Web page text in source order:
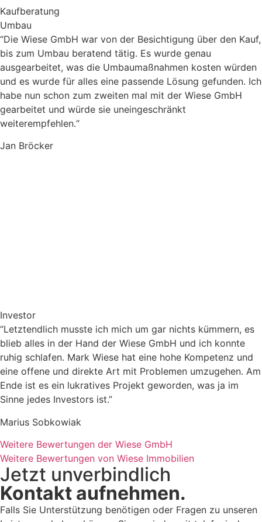
Kaufberatung
Umbau
“Die Wiese GmbH war von der Besichtigung über den Kauf,
bis zum Umbau beratend tätig. Es wurde genau
ausgearbeitet, was die Umbaumaßnahmen kosten würden
und es wurde für alles eine passende Lösung gefunden. Ich
habe nun schon zum zweiten mal mit der Wiese GmbH
gearbeitet und würde sie uneingeschränkt
weiterempfehlen.“
Jan Bröcker
Investor
“Letztendlich musste ich mich um gar nichts kümmern, es
blieb alles in der Hand der Wiese GmbH und ich konnte
ruhig schlafen. Mark Wiese hat eine hohe Kompetenz und
eine offene und direkte Art mit Problemen umzugehen. Am
Ende ist es ein lukratives Projekt geworden, was ja im
Sinne jedes Investors ist.”
Marius Sobkowiak
Weitere Bewertungen der Wiese GmbH
Weitere Bewertungen von Wiese Immobilien
Jetzt unverbindlich
Kontakt aufnehmen.
Falls Sie Unterstützung benötigen oder Fragen zu unseren